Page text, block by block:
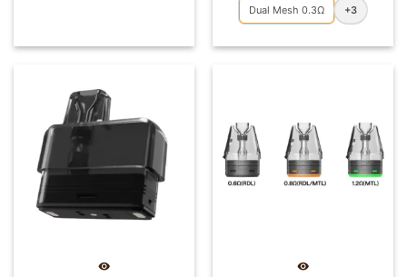
Dual Mesh 0.3Ω +3